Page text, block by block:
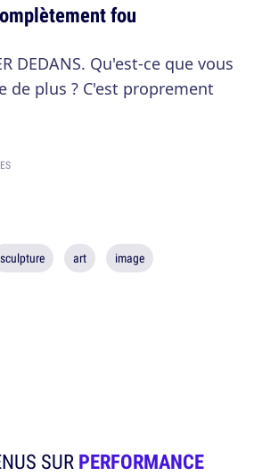
fou
DEDANS. Qu'est-ce que vous
de plus ? C'est proprement
sculpture art image
SURPERFORMANCE